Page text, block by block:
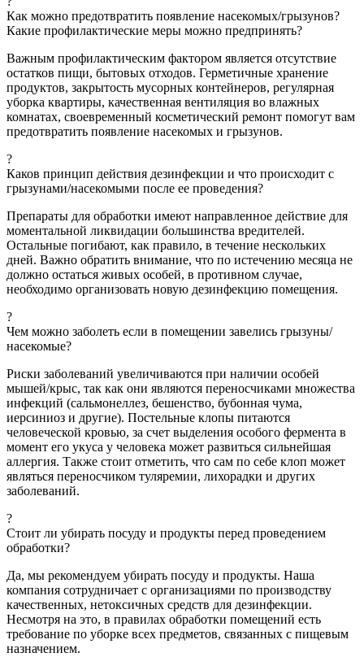
Как можно предотвратить появление насекомых/грызунов?
Какие профилактические меры можно предпринять?
Важным профилактическим фактором является отсутствие
остатков пищи, бытовых отходов. Герметичные хранение
продуктов, закрытость мусорных контейнеров, регулярная
уборка квартиры, качественная вентиляция во влажных
комнатах, своевременный косметический ремонт помогут вам
предотвратить появление насекомых и грызунов.
?
Каков принцип действия дезинфекции и что происходит с
грызунами/насекомыми после ее проведения?
Препараты для обработки имеют направленное действие для
моментальной ликвидации большинства вредителей.
Остальные погибают, как правило, в течение нескольких
дней. Важно обратить внимание, что по истечению месяца не
должно остаться живых особей, в противном случае,
необходимо организовать новую дезинфекцию помещения.
?
Чем можно заболеть если в помещении завелись грызуны/
насекомые?
Риски заболеваний увеличиваются при наличии особей
мышей/крыс, так как они являются переносчиками множества
инфекций (сальмонеллез, бешенство, бубонная чума,
иерсиниоз и другие). Постельные клопы питаются
человеческой кровью, за счет выделения особого фермента в
момент его укуса у человека может развиться сильнейшая
аллергия. Также стоит отметить, что сам по себе клоп может
являться переносчиком туляремии, лихорадки и других
заболеваний.
?
Стоит ли убирать посуду и продукты перед проведением
обработки?
Да, мы рекомендуем убирать посуду и продукты. Наша
компания сотрудничает с организациями по производству
качественных, нетоксичных средств для дезинфекции.
Несмотря на это, в правилах обработки помещений есть
требование по уборке всех предметов, связанных с пищевым
назначением.